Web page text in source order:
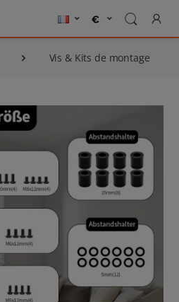
Vis & Kits de montage